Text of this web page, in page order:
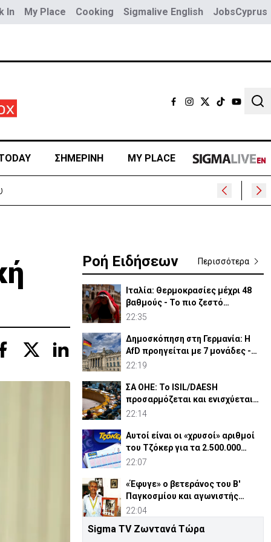
In My Place Cooking Sigmalive English JobsCyprus
ΣΗΜΕΡΙΝΗ MY PLACE
Ροή Ειδήσεων Περισσότερα
Ιταλία: Θερμοκρασίες μέχρι 48
βαθμούς - Το πιο ζεστό
καλοκαίρι των 100 χρόνων
22:35
Δημοσκόπηση στη Γερμανία: Η
AfD προηγείται με 7 μονάδες -
Διεύρυνε τη διαφορά
22:19
ΣΑ ΟΗΕ: Το ISIL/DAESH
προσαρμόζεται και ενισχύεται
στην Αφρική - Πώς απειλεί
22:14
Αυτοί είναι οι «χρυσοί» αριθμοί
του Τζόκερ για τα 2.500.000
ευρώ
22:07
«Έφυγε» ο βετεράνος του Β'
Παγκοσμίου και αγωνιστής
ΕΟΚΑ, Παύλος Μ. Κασάπης
22:04
«Όχι» 9 χωρών σε ισχυρισμό
Sigma TV Ζωντανά Τώρα